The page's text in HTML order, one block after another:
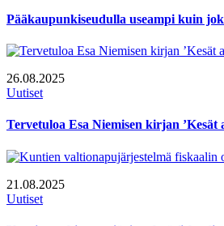
Pääkaupunkiseudulla useampi kuin
26.08.2025
Uutiset
Tervetuloa Esa Niemisen kirjan
21.08.2025
Uutiset